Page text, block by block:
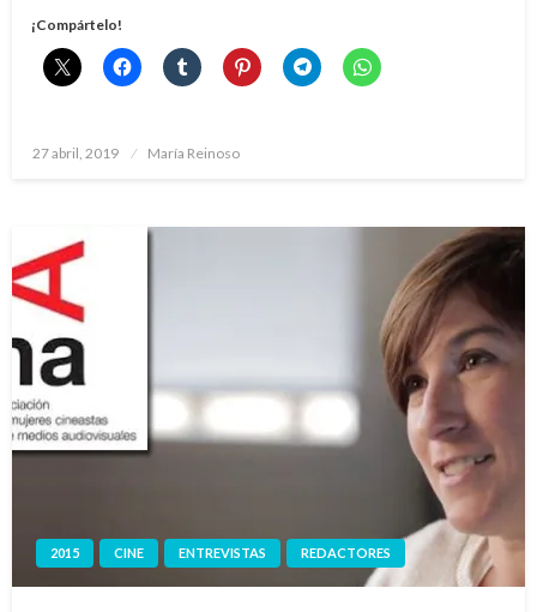
¡Compártelo!
Publicado
27 abril, 2019 María Reinoso
2015 CINE ENTREVISTAS REDACTORES